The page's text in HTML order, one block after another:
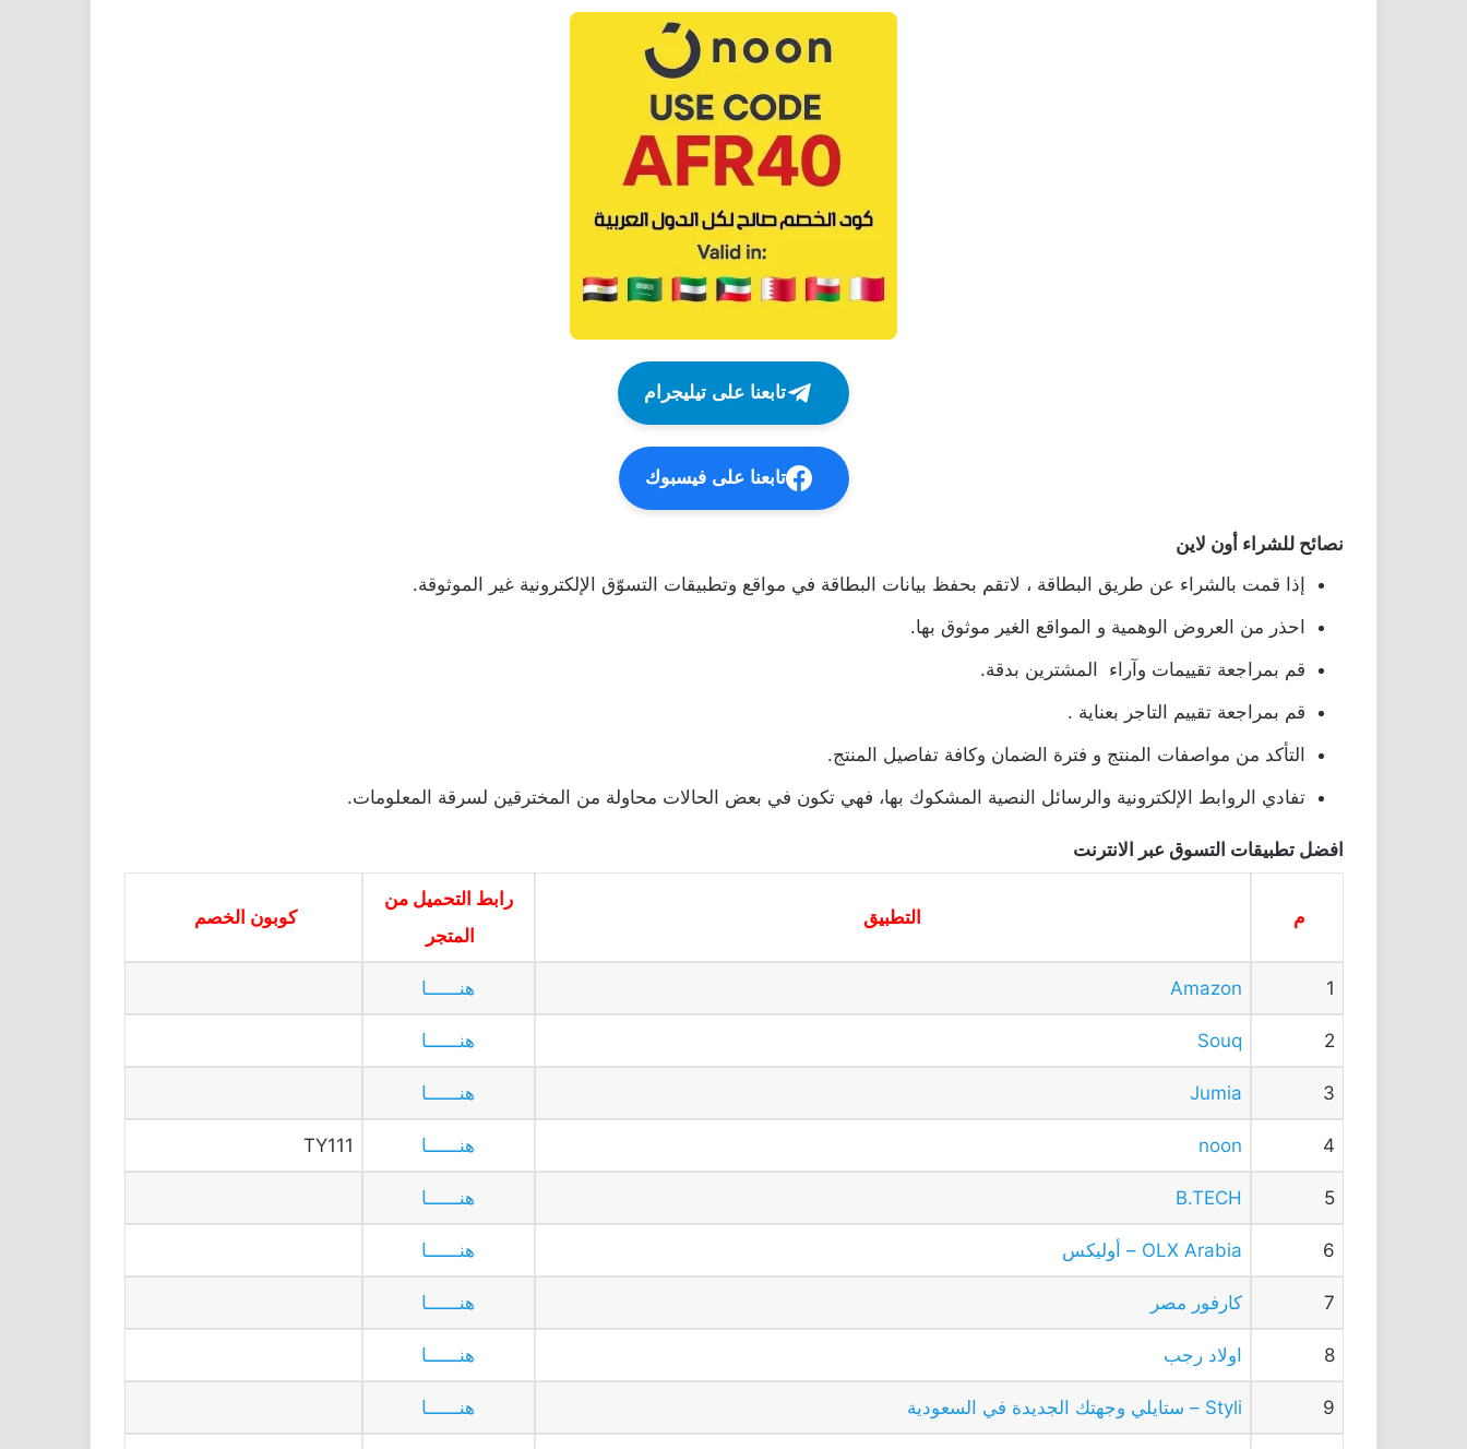
تابعنا على تيليجرام
تابعنا على فيسبوك
نصائح للشراء أون لاين
إذا قمت بالشراء عن طريق البطاقة ، لاتقم بحفظ بيانات البطاقة في مواقع وتطبيقات التسوّق الإلكترونية غير الموثوقة.
احذر من العروض الوهمية و المواقع الغير موثوق بها.
قم بمراجعة تقييمات وآراء المشترين بدقة.
قم بمراجعة تقييم التاجر بعناية .
التأكد من مواصفات المنتج و فترة الضمان وكافة تفاصيل المنتج.
تفادي الروابط الإلكترونية والرسائل النصية المشكوك بها، فهي تكون في بعض الحالات محاولة من المخترقين لسرقة المعلومات.
افضل تطبيقات التسوق عبر الانترنت
م التطبيق
رابط التحميل من
المتجر
كوبون الخصم
1
Amazon هنــــــا
2
Souq هنــــــا
3
Jumia هنــــــا
4
noon هنــــــا TY111
5
B.TECH هنــــــا
6 OLX Arabia – أوليكس هنــــــا
7 كارفور مصر هنــــــا
8 اولاد رجب هنــــــا
9 Styli – ستايلي وجهتك الجديدة في السعودية هنــــــا